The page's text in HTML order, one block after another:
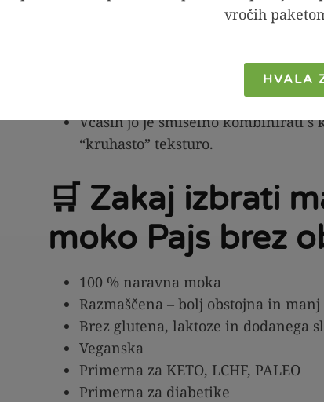
Mandljeva moka je varna, a nekaj
Zaradi nizke vsebnosti ogljikovih
spremljajte bolj natančno kot pri
Včasih jo je smiselno kombinirati s
“kruhasto” teksturo.
🛒 Zakaj izbrati
moko Pajs brez
100 % naravna moka
Razmaščena – bolj obstojna in
Brez glutena, laktoze in dodanega
Veganska
Primerna za KETO, LCHF, PALEO
Primerna za diabetike
vročih
HVALA